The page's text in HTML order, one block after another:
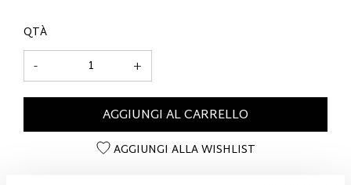
QTÀ
+
-
AGGIUNGI AL CARRELLO
AGGIUNGI ALLA WISHLIST